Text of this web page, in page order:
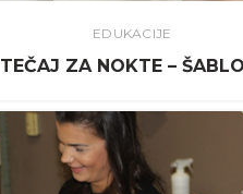
EDUKACIJE
TEČAJ ZA NOKTE –